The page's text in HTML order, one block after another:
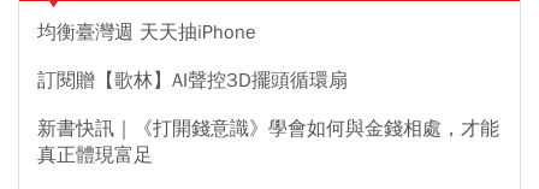
均衡臺灣週 天天抽iPhone
訂閱贈【歌林】AI聲控3D擺頭循環扇
新書快訊｜《打開錢意識》學會如何與金錢相處，才能
真正體現富足